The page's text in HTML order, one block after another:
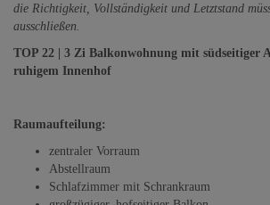
die Richtigkeit, Vollständigkeit und Letztstand
ausschließen.
TOP 22 | 3 Zi Balkonwohnung mit südseitiger
ruhigem Innenhof
Raumaufteilung:
zentraler Vorraum
Abstellraum
Schlafzimmer mit Schrankraum